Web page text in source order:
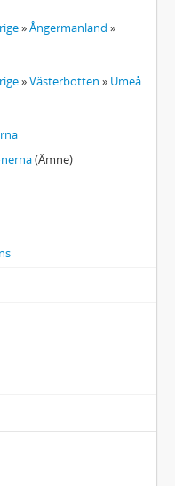
»Ångermanland »
»Västerbotten » Umeå
(Ämne)